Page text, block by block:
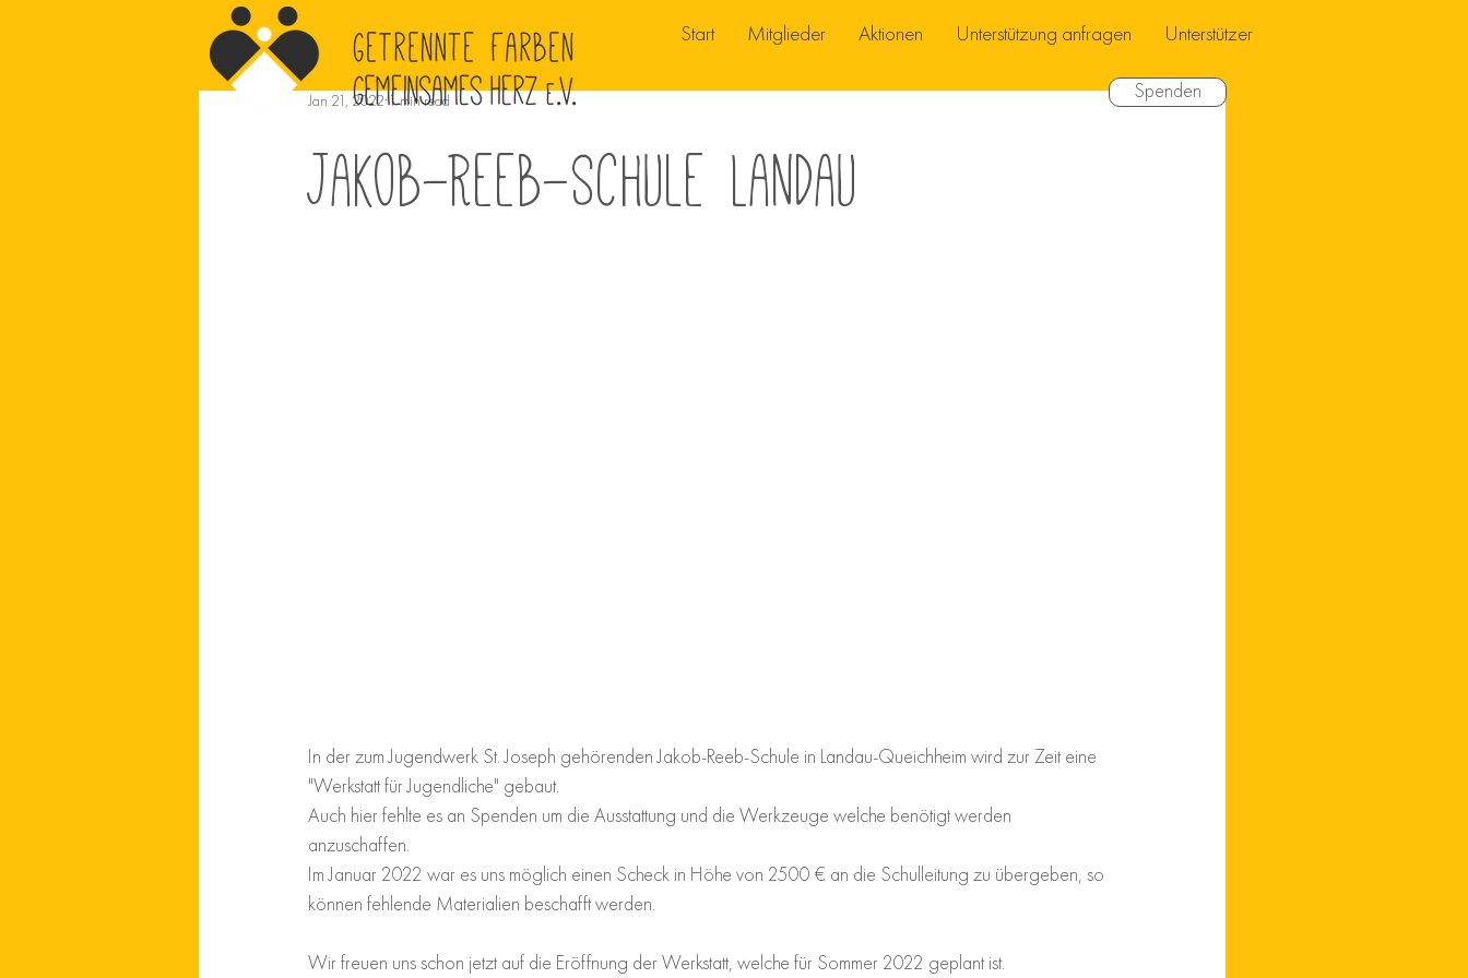
Start Mitglieder Aktionen Unterstützung anfragen Unterstützer
Spenden
Jakob-Reeb-Schule Landau
Jan 21, 2022 1 min read
In der zum Jugendwerk St. Joseph gehörenden Jakob-Reeb-Schule in Landau-Queichheim wird zur Zeit eine
"Werkstatt für Jugendliche" gebaut.
Auch hier fehlte es an Spenden um die Ausstattung und die Werkzeuge welche benötigt werden
anzuschaffen.
Im Januar 2022 war es uns möglich einen Scheck in Höhe von 2500 € an die Schulleitung zu übergeben, so
können fehlende Materialien beschafft werden.
Wir freuen uns schon jetzt auf die Eröffnung der Werkstatt, welche für Sommer 2022 geplant ist.